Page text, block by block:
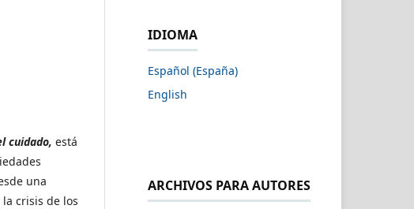
cuidado, está
una
crisis de los
IDIOMA
Español (España)
English
ARCHIVOS PARA AUTORES